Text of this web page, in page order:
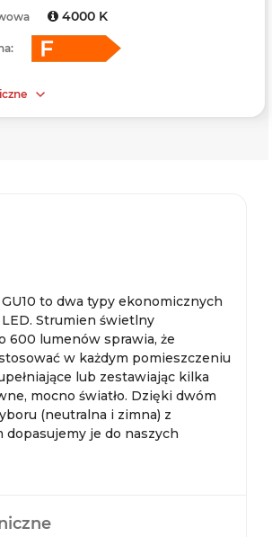
4000 K
to dwa typy ekonomicznych
LED. Strumien świetlny
600 lumenów sprawia, że
w każdym pomieszczeniu
lub zestawiając kilka
mocno światło. Dzięki dwóm
(neutralna i zimna) z
dopasujemy je do naszych